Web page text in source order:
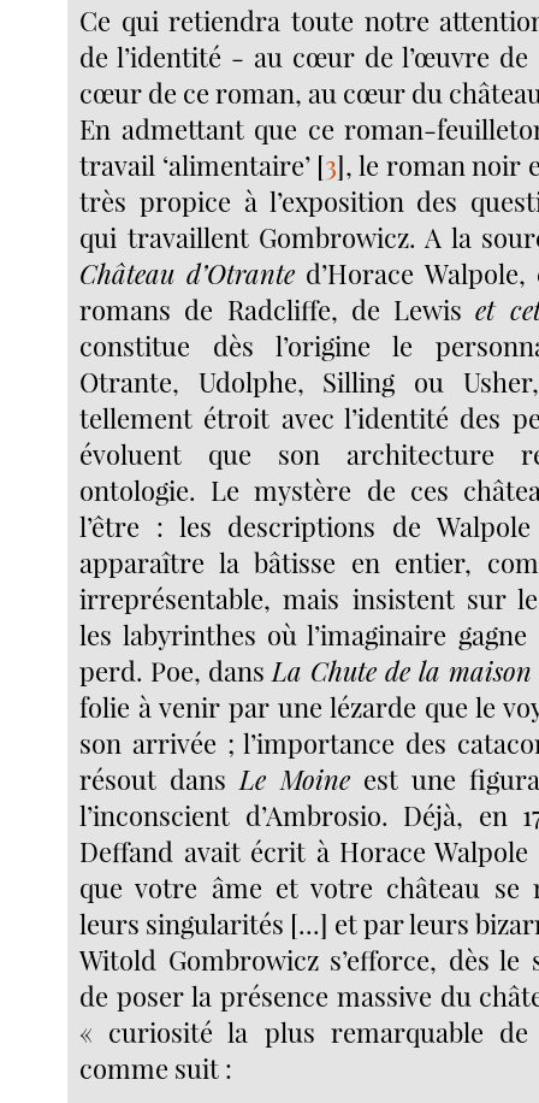
Ce qui retiendra toute notre
de l’identité - au cœur de l’œuvre de
cœur de ce roman, au cœur du
En admettant que ce roman-
travail ‘alimentaire’[3], le roman noir
très propice à l’exposition des
qui travaillent Gombrowicz. A la
Château d’Otrante d’Horace
romans de Radcliffe, de Lewiset
constitue dès l’origine le
Otrante, Udolphe, Silling ou
tellement étroit avec l’identité des
évoluent que son architecture
ontologie. Le mystère de ces
l’être : les descriptions de
apparaître la bâtisse en entier,
irreprésentable, mais insistent sur
les labyrinthes où l’imaginaire
perd. Poe, dans La Chute de la maison
folie à venir par une lézarde que le
son arrivée ; l’importance des
résout dans Le Moine est une
l’inconscient d’Ambrosio. Déjà, en
Deffand avait écrit à Horace Walpole
que votre âme et votre château se
leurs singularités [...] et par leurs
Witold Gombrowicz s’efforce, dès le
de poser la présence massive du
« curiosité la plus remarquable
comme suit :